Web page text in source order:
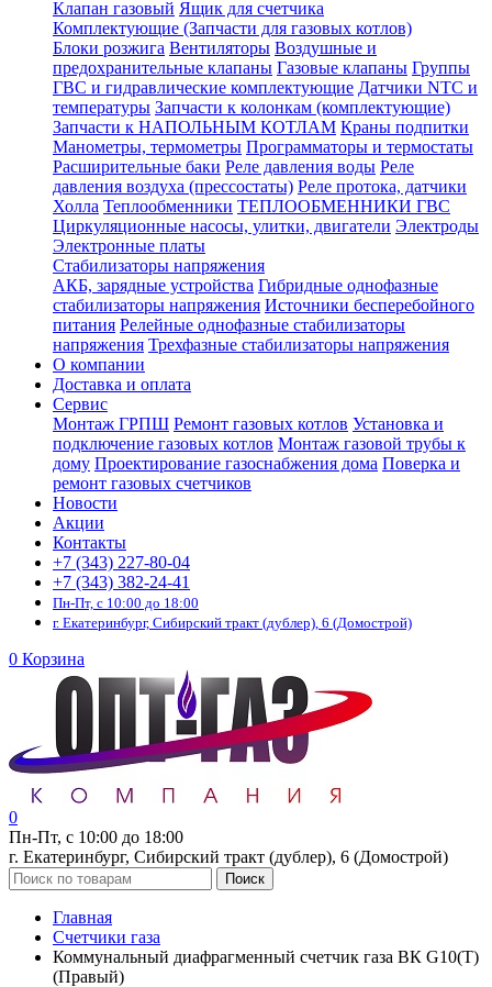
Клапан газовый Ящик для счетчика
Комплектующие (Запчасти для газовых котлов)
Блоки розжига Вентиляторы Воздушные и
предохранительные клапаны Газовые клапаны Группы
ГВС и гидравлические комплектующие Датчики NTC и
температуры Запчасти к колонкам (комплектующие)
Запчасти к НАПОЛЬНЫМ КОТЛАМ Краны подпитки
Манометры, термометры Программаторы и термостаты
Расширительные баки Реле давления воды Реле
давления воздуха (прессостаты) Реле протока, датчики
Холла Теплообменники ТЕПЛООБМЕННИКИ ГВС
Циркуляционные насосы, улитки, двигатели Электроды
Электронные платы
Стабилизаторы напряжения
АКБ, зарядные устройства Гибридные однофазные
стабилизаторы напряжения Источники бесперебойного
питания Релейные однофазные стабилизаторы
напряжения Трехфазные стабилизаторы напряжения
О компании
Доставка и оплата
Сервис
Монтаж ГРПШ Ремонт газовых котлов Установка и
подключение газовых котлов Монтаж газовой трубы к
дому Проектирование газоснабжения дома Поверка и
ремонт газовых счетчиков
Новости
Акции
Контакты
+7 (343) 227-80-04
+7 (343) 382-24-41
Пн-Пт, с 10:00 до 18:00
г. Екатеринбург, Сибирский тракт (дублер), 6 (Домострой)
0 Корзина
0
Пн-Пт, с 10:00 до 18:00
г. Екатеринбург, Сибирский тракт (дублер), 6 (Домострой)
Поиск
Главная
Счетчики газа
Коммунальный диафрагменный счетчик газа ВК G10(T)
(Правый)